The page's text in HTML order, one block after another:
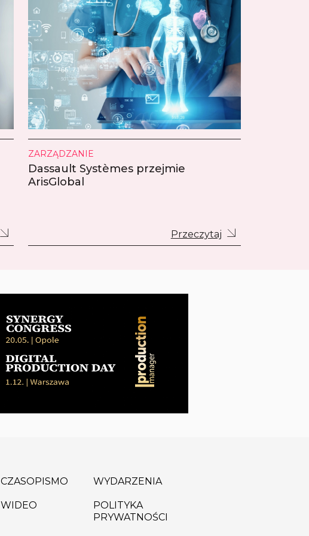
ZARZĄDZANIE
Dassault Systèmes przejmie
ArisGlobal
Przeczytaj
CZASOPISMO WYDARZENIA
WIDEO
POLITYKA
PRYWATNOŚCI